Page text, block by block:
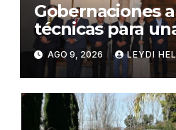
Gobernaciones
técnicas para
distribución
AGO 9, 2026 LEYDI